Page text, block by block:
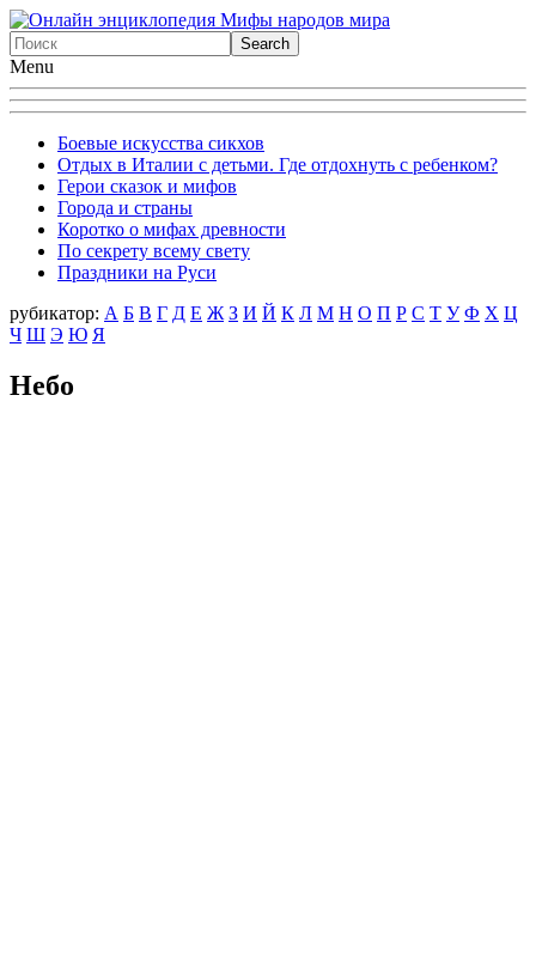
Menu
Боевые искусства сикхов
Отдых в Италии с детьми. Где отдохнуть с ребенком?
Герои сказок и мифов
Города и страны
Коротко о мифах древности
По секрету всему свету
Праздники на Руси
рубикатор: А Б В Г Д Е Ж З И Й К Л М Н О П Р С Т У Ф X Ц
Ч Ш Э Ю Я
Небо